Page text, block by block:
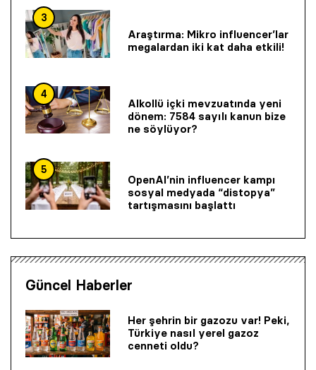
3
Araştırma: Mikro influencer’lar
megalardan iki kat daha etkili!
4
Alkollü içki mevzuatında yeni
dönem: 7584 sayılı kanun bize
ne söylüyor?
5
OpenAI’nin influencer kampı
sosyal medyada “distopya”
tartışmasını başlattı
Güncel Haberler
Her şehrin bir gazozu var! Peki,
Türkiye nasıl yerel gazoz
cenneti oldu?